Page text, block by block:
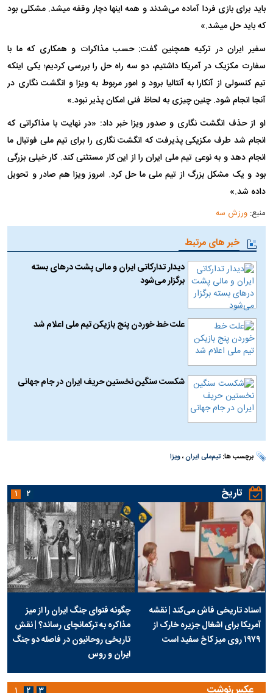
باید برای بازی فردا آماده می‌شدند و همه اینها دچار وقفه میشد. مشکلی بود
که باید حل میشد.»
سفیر ایران در ترکیه همچنین گفت: حسب مذاکرات و همکاری که ما با
سفارت مکزیک در آمریکا داشتیم، دو سه راه حل را بررسی کردیم؛ یکی اینکه
تیم کنسولی از آنکارا به آنتالیا برود و امور مربوط به ویزا و انگشت نگاری در
آنجا انجام شود. چنین چیزی به لحاظ فنی امکان پذیر نبود.»
او از حذف انگشت نگاری و صدور ویزا خبر داد: «در نهایت با مذاکراتی که
انجام شد طرف مکزیکی پذیرفت که انگشت نگاری را برای تیم ملی فوتبال ما
انجام دهد و به نوعی تیم ملی ایران را از این کار مستثنی کند. کار خیلی بزرگی
بود و یک مشکل بزرگ از تیم ملی ما حل کرد. امروز ویزا هم صادر و تحویل
داده شد.»
منبع:ورزش سه
خبر های مرتبط
دیدار تدارکاتی ایران و مالی پشت در‌های بسته
برگزار می‌شود
علت خط خوردن پنج بازیکن تیم ملی اعلام شد
شکست سنگین نخستین حریف ایران در جام جهانی
برچسب ها:تیم‌ملی ایران،ویزا
تاریخ
اسناد تاریخی فاش می‌کند | نقشه
آمریکا برای اشغال جزیره خارک از
۱۹۷۹ روی میز کاخ سفید است
چگونه فتوای جنگ ایران را از میز
مذاکره به ترکمانچای رساند؟ | نقش
تاریخی روحانیون در فاصله دو جنگ
ایران و روس
۱ ۲